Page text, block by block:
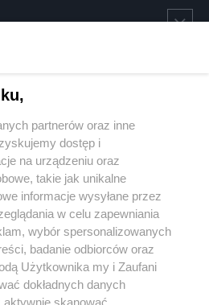
Instagram Youtube
partnerów oraz inne
dostęp i
na urządzeniu oraz
takie jak unikalne
informacje wysyłane przez
w celu zapewniania
wybór spersonalizowanych
badanie odbiorców oraz
Użytkownika my i Zaufani
dokładnych danych
skanować